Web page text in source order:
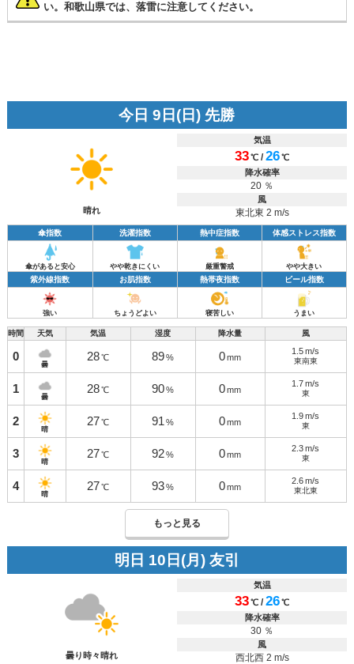
い。和歌山県では、落雷に注意してください。
今日 9日(日) 先勝
晴れ
気温
33℃ /26℃
降水確率
20 ％
風
東北東 2 m/s
傘指数 洗濯指数 熱中症指数 体感ストレス指数
傘があると安心 やや乾きにくい 厳重警戒 やや大きい
紫外線指数 お肌指数 熱帯夜指数 ビール指数
強い ちょうどよい 寝苦しい うまい
時間 天気 気温 湿度 降水量 風
0
曇
28 ℃ 89 % 0 mm
1.5 m/s
東南東
1
曇
28 ℃ 90 % 0 mm
1.7 m/s
東
2
晴
27 ℃ 91 % 0 mm
1.9 m/s
東
3
晴
27 ℃ 92 % 0 mm
2.3 m/s
東
4
晴
27 ℃ 93 % 0 mm
2.6 m/s
東北東
もっと見る
明日 10日(月) 友引
曇り時々晴れ
気温
33℃ /26℃
降水確率
30 ％
風
西北西 2 m/s